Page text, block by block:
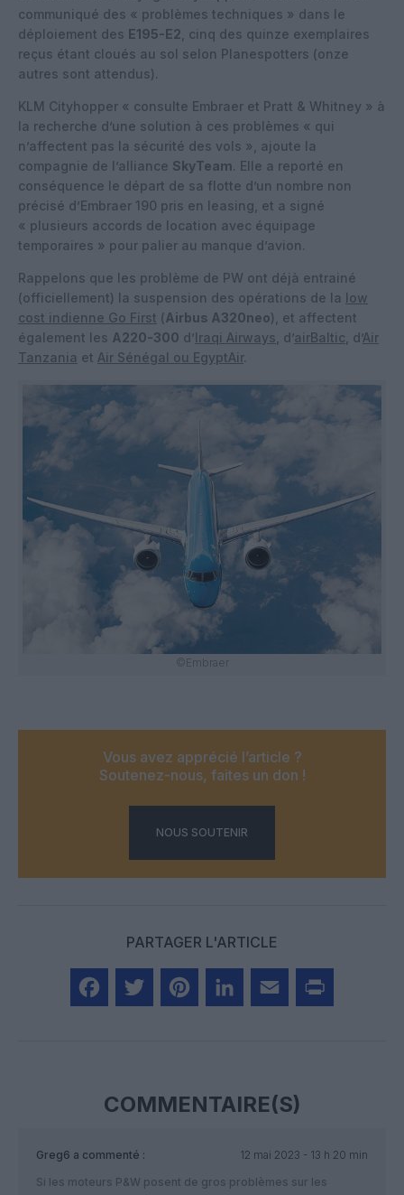
communiqué des « problèmes techniques » dans le
déploiement des E195-E2 , cinq des quinze exemplaires
reçus étant cloués au sol selon Planespotters (onze
autres sont attendus).
KLM Cityhopper « consulte Embraer et Pratt & Whitney » à
la recherche d’une solution à ces problèmes « qui
n’affectent pas la sécurité des vols », ajoute la
compagnie de l’alliance SkyTeam. Elle a reporté en
conséquence le départ de sa flotte d’un nombre non
précisé d’Embraer 190 pris en leasing, et a signé
« plusieurs accords de location avec équipage
temporaires » pour palier au manque d’avion.
Rappelons que les problème de PW ont déjà entrainé
(officiellement) la suspension des opérations de la low
cost indienne Go First (Airbus A320neo), et affectent
également les A220-300 d’Iraqi Airways , d’airBaltic , d’Air
Tanzania et Air Sénégal ou EgyptAir.
©Embraer
Vous avez apprécié l’article ?
Soutenez-nous, faites un don !
NOUS SOUTENIR
PARTAGER L'ARTICLE
COMMENTAIRE(S)
Greg6 a commenté :
12 mai 2023 - 13 h 20 min
Si les moteurs P&W posent de gros problèmes sur les